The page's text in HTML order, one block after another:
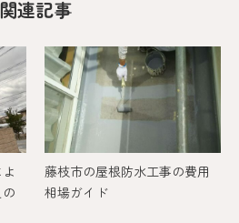
関連記事
藤枝市の屋根防水工事の費用
相場ガイド